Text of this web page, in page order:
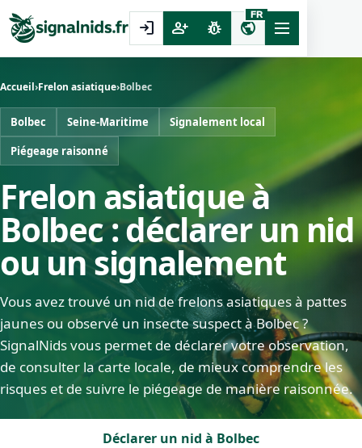
login person_add pest_control public
FR
Accueil›Frelon asiatique›Bolbec
Bolbec Seine-Maritime
Signalement local
Piégeage raisonné
Frelon asiatique à
Bolbec : déclarer un nid
ou un signalement
Vous avez trouvé un nid de frelons asiatiques à pattes
jaunes ou observé un insecte suspect à Bolbec ?
SignalNids vous permet de déclarer votre observation,
de consulter la carte locale, de mieux comprendre les
risques et de suivre le piégeage de manière raisonnée.
Déclarer un nid à Bolbec